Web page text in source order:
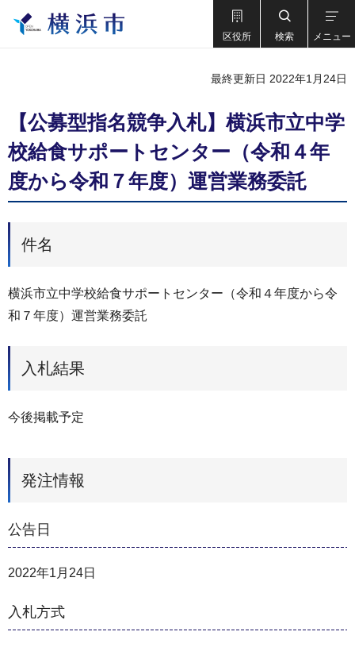
区役所 検索 メニュー
最終更新日 2022年1月24日
【公募型指名競争入札】横浜市立中学
校給食サポートセンター（令和４年
度から令和７年度）運営業務委託
件名
横浜市立中学校給食サポートセンター（令和４年度から令
和７年度）運営業務委託
入札結果
今後掲載予定
発注情報
公告日
2022年1月24日
入札方式